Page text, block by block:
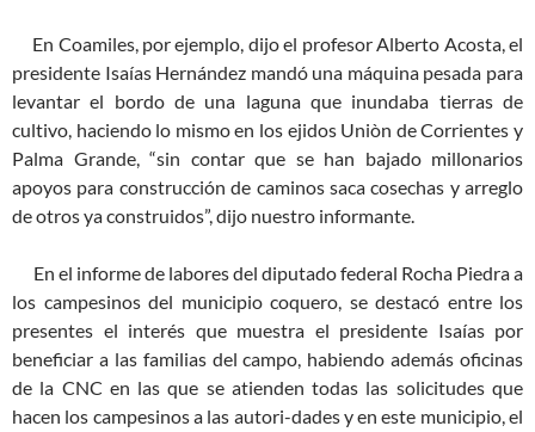
En Coamiles, por ejemplo, dijo el profesor Alberto Acosta, el
presidente Isaías Hernández mandó una máquina pesada para
levantar el bordo de una laguna que inundaba tierras de
cultivo, haciendo lo mismo en los ejidos Uniòn de Corrientes y
Palma Grande, “sin contar que se han bajado millonarios
apoyos para construcción de caminos saca cosechas y arreglo
de otros ya construidos”, dijo nuestro informante.
En el informe de labores del diputado federal Rocha Piedra a
los campesinos del municipio coquero, se destacó entre los
presentes el interés que muestra el presidente Isaías por
beneficiar a las familias del campo, habiendo además oficinas
de la CNC en las que se atienden todas las solicitudes que
hacen los campesinos a las autori-dades y en este municipio, el